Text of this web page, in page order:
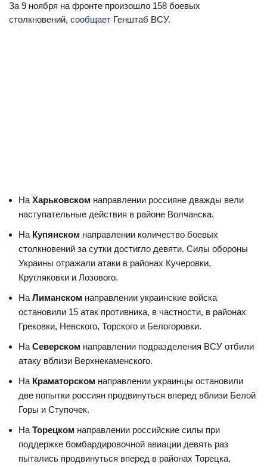
За 9 ноября на фронте произошло 158 боевых
столкновений, сообщает Генштаб ВСУ.
На Харьковском направлении россияне дважды вели
наступательные действия в районе Волчанска.
На Купянском направлении количество боевых
столкновений за сутки достигло девяти. Силы обороны
Украины отражали атаки в районах Кучеровки,
Кругляковки и Лозового.
На Лиманском направлении украинские войска
остановили 15 атак противника, в частности, в районах
Грековки, Невского, Торского и Белогоровки.
На Северском направлении подразделения ВСУ отбили
атаку вблизи Верхнекаменского.
На Краматорском направлении украинцы остановили
две попытки россиян продвинуться вперед вблизи Белой
Горы и Ступочек.
На Торецком направлении российские силы при
поддержке бомбардировочной авиации девять раз
пытались продвинуться вперед в районах Торецка,